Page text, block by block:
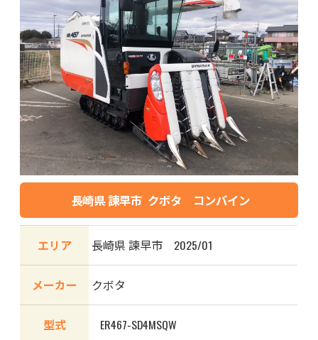
長崎県 諫早市 クボタ コンバイン
エリア 長崎県 諫早市 2025/01
メーカー クボタ
型式 ER467-SD4MSQW